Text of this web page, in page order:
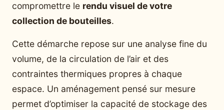
compromettre le rendu visuel de votre
collection de bouteilles.
Cette démarche repose sur une analyse fine du
volume, de la circulation de l’air et des
contraintes thermiques propres à chaque
espace. Un aménagement pensé sur mesure
permet d’optimiser la capacité de stockage des